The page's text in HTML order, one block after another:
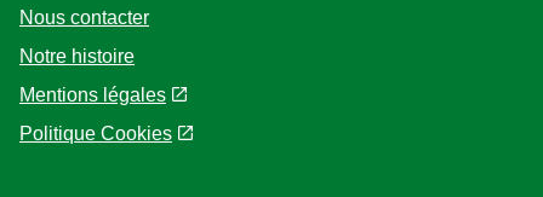
Nous contacter
Notre histoire
Mentions légales
Politique Cookies